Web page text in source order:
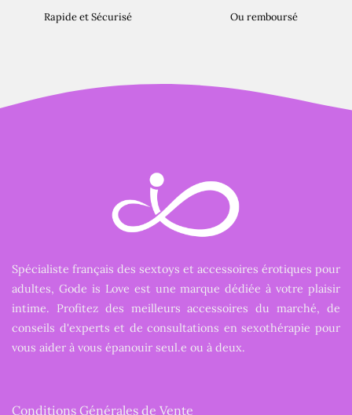
Rapide et Sécurisé Ou remboursé
Spécialiste français des sextoys et accessoires érotiques pour
adultes, Gode is Love est une marque dédiée à votre plaisir
intime. Profitez des meilleurs accessoires du marché, de
conseils d'experts et de consultations en sexothérapie pour
vous aider à vous épanouir seul.e ou à deux.
Conditions Générales de Vente